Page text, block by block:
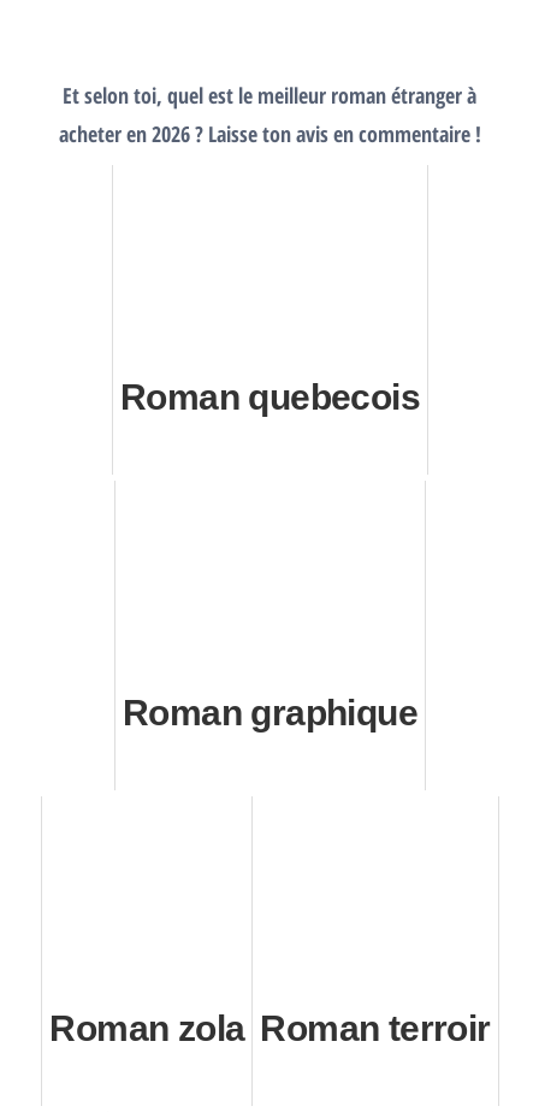
Et selon toi, quel est le meilleur roman étranger à
acheter en 2026 ? Laisse ton avis en commentaire !
Roman quebecois
Roman graphique
Roman zola Roman terroir